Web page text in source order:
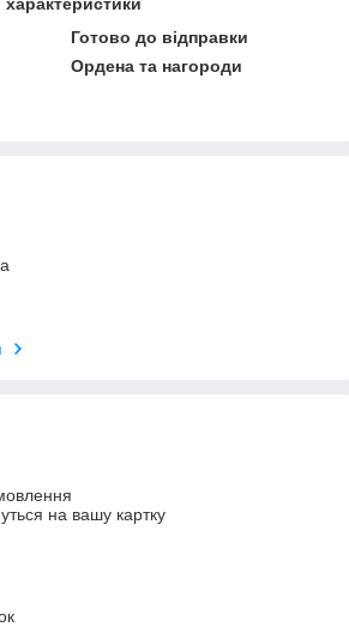
Готово до відправки
Ордена та нагороди
на вашу картку